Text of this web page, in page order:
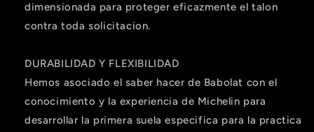
dimensionada para proteger eficazmente el talon
contra toda solicitacion.
DURABILIDAD Y FLEXIBILIDAD
Hemos asociado el saber hacer de Babolat con el
conocimiento y la experiencia de Michelin para
desarrollar la primera suela especifica para la practica
Compra ahora y paga a meses
sin tarjeta de crédito